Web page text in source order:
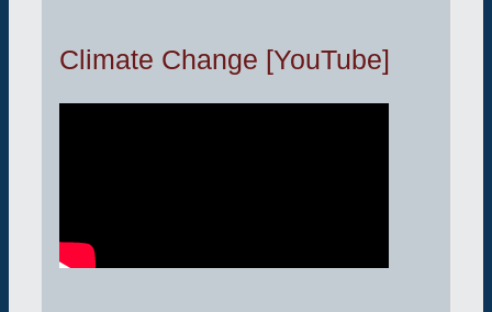
Climate Change [YouTube]